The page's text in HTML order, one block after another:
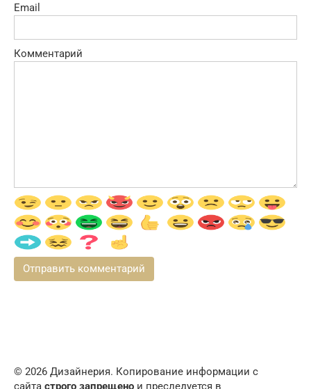
Email
Комментарий
© 2026 Дизайнерия. Копирование информации с